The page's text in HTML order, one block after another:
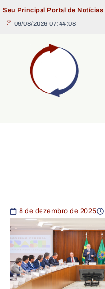
Seu Principal Portal de Notícias
09/08/2026 07:44:08
8 de dezembro de 2025